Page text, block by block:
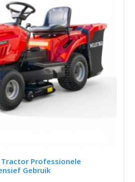
Professionele
Gebruik